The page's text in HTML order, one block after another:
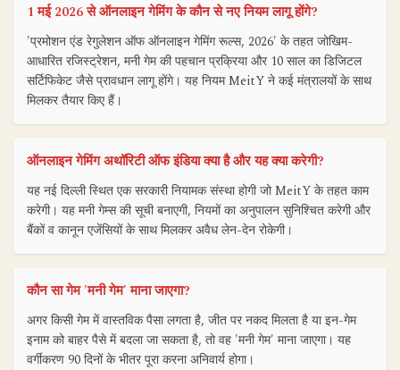
1 मई 2026 से ऑनलाइन गेमिंग के कौन से नए नियम लागू होंगे?
'प्रमोशन एंड रेगुलेशन ऑफ ऑनलाइन गेमिंग रूल्स, 2026' के तहत जोखिम-
आधारित रजिस्ट्रेशन, मनी गेम की पहचान प्रक्रिया और 10 साल का डिजिटल
सर्टिफिकेट जैसे प्रावधान लागू होंगे। यह नियम MeitY ने कई मंत्रालयों के साथ
मिलकर तैयार किए हैं।
ऑनलाइन गेमिंग अथॉरिटी ऑफ इंडिया क्या है और यह क्या करेगी?
यह नई दिल्ली स्थित एक सरकारी नियामक संस्था होगी जो MeitY के तहत काम
करेगी। यह मनी गेम्स की सूची बनाएगी, नियमों का अनुपालन सुनिश्चित करेगी और
बैंकों व कानून एजेंसियों के साथ मिलकर अवैध लेन-देन रोकेगी।
कौन सा गेम 'मनी गेम' माना जाएगा?
अगर किसी गेम में वास्तविक पैसा लगता है, जीत पर नकद मिलता है या इन-गेम
इनाम को बाहर पैसे में बदला जा सकता है, तो वह 'मनी गेम' माना जाएगा। यह
वर्गीकरण 90 दिनों के भीतर पूरा करना अनिवार्य होगा।